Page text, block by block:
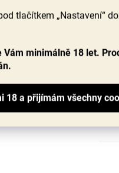
tlačítkem „Nastavení“
minimálně 18 let.